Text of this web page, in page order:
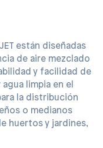
están diseñadas
de aire mezclado
y facilidad de
limpia en el
la distribución
o medianos
huertos y jardines,